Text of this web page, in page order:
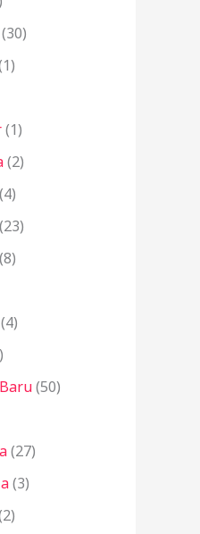
(30)
(1)
(2)
(4)
(23)
(8)
(4)
(50)
(27)
(3)